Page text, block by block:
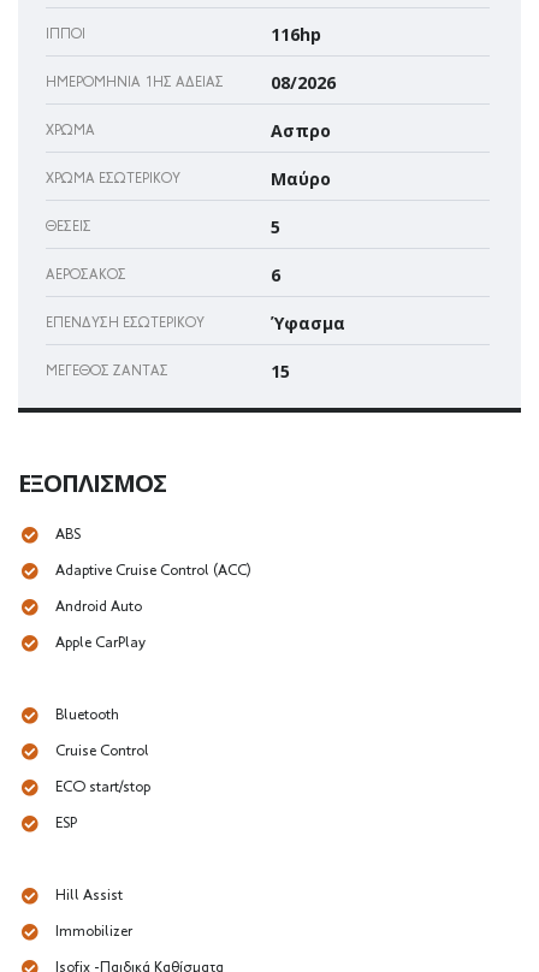
ΊΠΠΟΙ 116hp
ΗΜΕΡΟΜΗΝΊΑ 1ΗΣ ΆΔΕΙΑΣ 08/2026
ΧΡΏΜΑ Ασπρο
ΧΡΏΜΑ ΕΣΩΤΕΡΙΚΟΎ Μαύρο
ΘΈΣΕΙΣ 5
ΑΕΡΌΣΑΚΌΣ 6
ΕΠΈΝΔΥΣΗ ΕΣΩΤΕΡΙΚΟΎ Ύφασμα
ΜΈΓΕΘΟΣ ΖΆΝΤΑΣ 15
ΕΞΟΠΛΙΣΜΌΣ
ABS
Adaptive Cruise Control (ACC)
Android Auto
Apple CarPlay
Bluetooth
Cruise Control
ECO start/stop
ESP
Hill Assist
Immobilizer
Isofix -Παιδικά Καθίσματα